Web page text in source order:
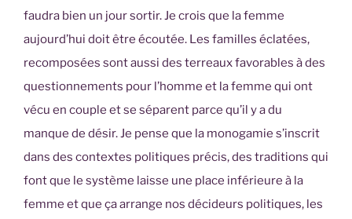
faudra bien un jour sortir. Je crois que la femme
aujourd’hui doit être écoutée. Les familles éclatées,
recomposées sont aussi des terreaux favorables à des
questionnements pour l’homme et la femme qui ont
vécu en couple et se séparent parce qu’il y a du
manque de désir. Je pense que la monogamie s’inscrit
dans des contextes politiques précis, des traditions qui
font que le système laisse une place inférieure à la
femme et que ça arrange nos décideurs politiques, les